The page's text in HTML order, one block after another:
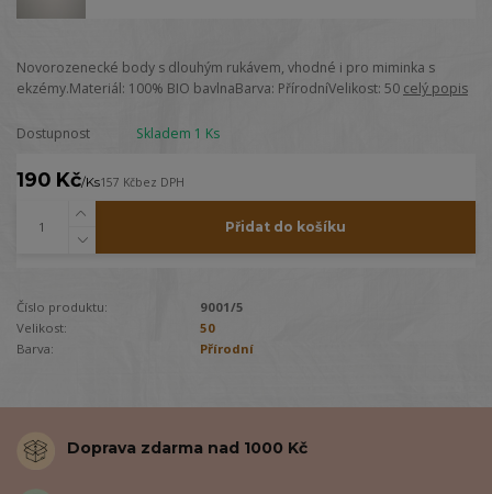
Novorozenecké body s dlouhým rukávem, vhodné i pro miminka s
ekzémy.Materiál: 100% BIO bavlnaBarva: PřírodníVelikost: 50 celý popis
Dostupnost Skladem 1 Ks
190 Kč/Ks157 Kčbez DPH
Přidat do košíku
Číslo produktu:
9001/5
Velikost:
50
Barva:
Přírodní
Doprava zdarma nad 1000 Kč